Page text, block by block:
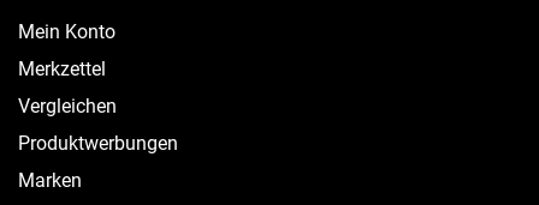
Mein Konto
Merkzettel
Vergleichen
Produktwerbungen
Marken